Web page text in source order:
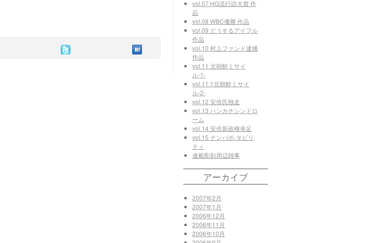
vol.07 HG流行語大賞 作
品
vol.08 WBC優勝 作品
vol.09 どうするアイフル
作品
vol.10 村上ファンド逮捕
作品
vol.11 北朝鮮ミサイ
ル-1-
vol.11.1北朝鮮ミサイ
ル-2-
vol.12 安倍氏独走
vol.13 ハンカチシンドロ
ーム
vol.14 安倍新政権発足
vol.15 ナンバポ-タビリ
ティ
連載彫刻周辺雑事
アーカイブ
2007年2月
2007年1月
2006年12月
2006年11月
2006年10月